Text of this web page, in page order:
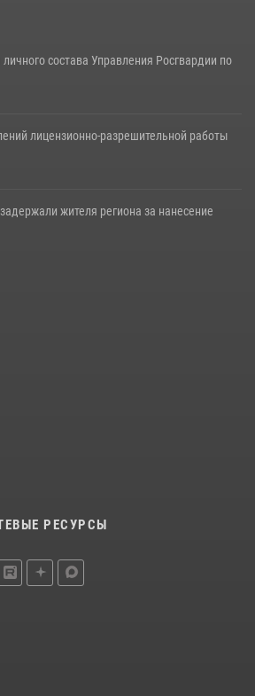
состава Управления Росгвардии по
лицензионно-разрешительной работы
жителя региона за нанесение
РЕСУРСЫ